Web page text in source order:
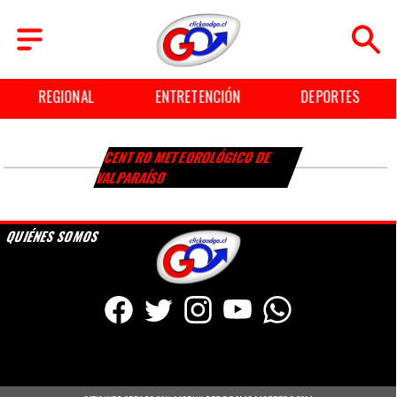
REGIONAL ENTRETENCIÓN DEPORTES
CENTRO METEOROLÓGICO DE
VALPARAÍSO
QUIÉNES SOMOS